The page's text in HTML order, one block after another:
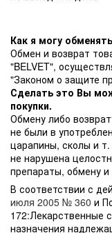
Как я могу
Обмен и возврат
"BELVET",
"Законом о защите
Сделать это Вы
покупки.
Обмену либо
не были в
царапины, сколы и
не нарушена
препараты, обмену
В соответствии с
июля 2005 № 360 и
172:Лекарственные
назначения